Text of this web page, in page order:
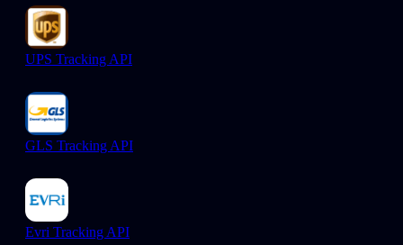
UPS Tracking API
GLS Tracking API
Evri Tracking API